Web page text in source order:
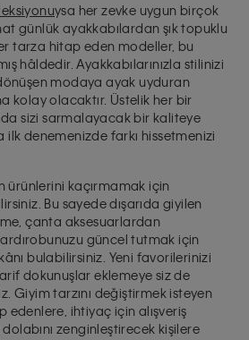
ysa her zevke uygun birçok
günlük ayakkabılardan şık topuklu
tarza hitap eden modeller, bu
hâldedir. Ayakkabılarınızla stilinizi
modaya ayak uyduran
kolay olacaktır. Üstelik her bir
sizi sarmalayacak bir kaliteye
denemenizde farkı hissetmenizi
ürünlerini kaçırmamak için
Bu sayede dışarıda giyilen
çanta aksesuarlardan
güncel tutmak için
bulabilirsiniz. Yeni favorilerinizi
dokunuşlar eklemeye siz de
Giyim tarzını değiştirmek isteyen
edenlere, ihtiyaç için alışveriş
zenginleştirecek kişilere